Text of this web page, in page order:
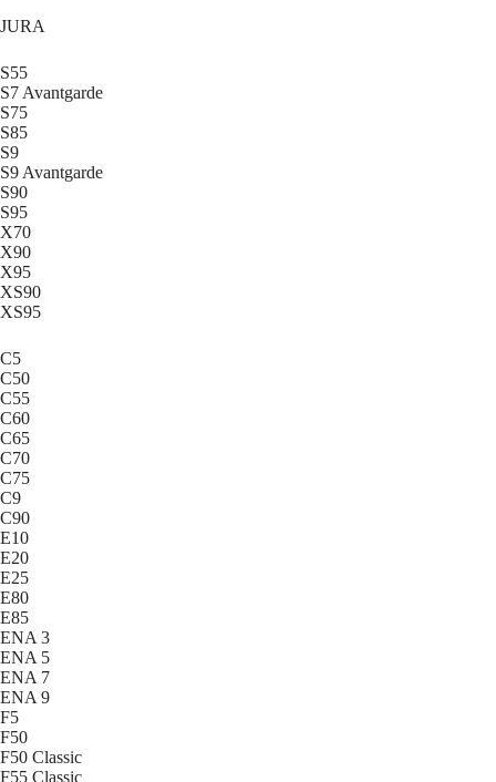
JURA
S55
S7 Avantgarde
S75
S85
S9
S9 Avantgarde
S90
S95
X70
X90
X95
XS90
XS95
C5
C50
C55
C60
C65
C70
C75
C9
C90
E10
E20
E25
E80
E85
ENA 3
ENA 5
ENA 7
ENA 9
F5
F50
F50 Classic
F55 Classic